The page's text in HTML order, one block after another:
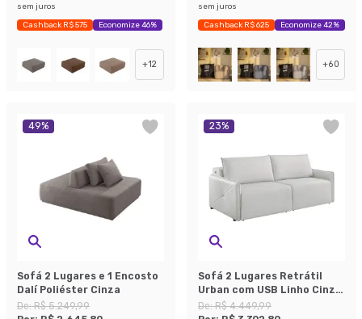
sem juros
Cashback R$ 575 Economize 46%
+12
sem juros
Cashback R$ 625 Economize 42%
+60
49%
Sofá 2 Lugares e 1 Encosto
Dalí Poliéster Cinza
De:R$ 5.249,99
23%
Sofá 2 Lugares Retrátil
Urban com USB Linho Cinza
160 cm
De:R$ 4.449,99